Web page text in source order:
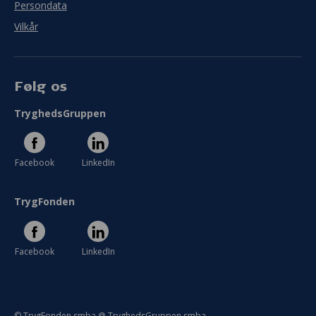
Persondata
Vilkår
Følg os
TryghedsGruppen
Facebook LinkedIn
TrygFonden
Facebook LinkedIn